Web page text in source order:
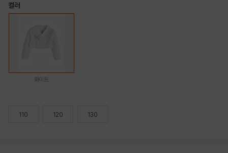
컬러
화이트
110 120 130